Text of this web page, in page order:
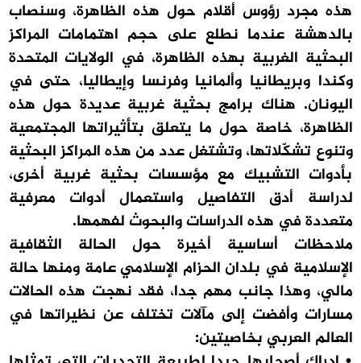
هذه مجرد رؤوس أقلام حول هذه الظاهرة، وسنصاب
بالدهشة عندما نطلع على حجم اهتمامات المراكز
البحثية الغربية بهذه الظاهرة، في الولايات المتحدة
وكندا وبريطانيا وألمانيا وفرنسا وإيطاليا، حتى في
اليونان. هناك برامج بحثية غربية عديدة حول هذه
الظاهرة، خاصة حول ما يتعلق بتأثيراتها المجتمعية
وتنوع تشكّلاتها، وتشتغل عدد من هذه المراكز البحثية
بأدوات التشبيك مع مؤسسات بحثية غربية أخرى،
لدراسة أدق التفاصيل واستعمال أدوات معرفية
متعددة في هذه الدراسات والبحوث لفهمها.
ملاحظات أساسية أخيرة حول الحالة الثقافية
الإسلامية في بلدان الحزام الإسلامي عامة ومنها حالة
مالي، وهذا جانب مهم جدا، فقد نهجت هذه الحالات
مسارات وأفضت إلى مآلات تختلف عن نظيراتها في
العالم العربي بخاصيتين: